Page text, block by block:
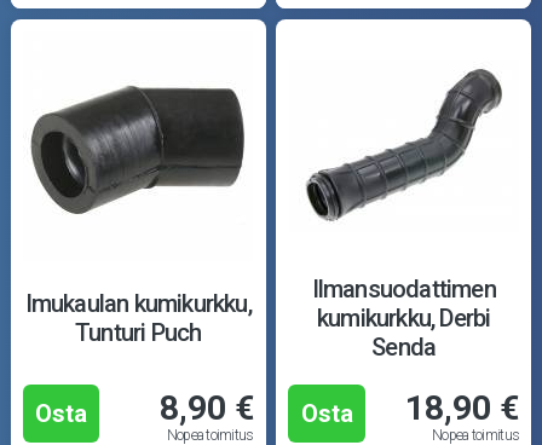
Imukaulan kumikurkku,
Tunturi Puch
Osta 8,90 €
Nopea toimitus
Ilmansuodattimen
kumikurkku, Derbi
Senda
Osta 18,90 €
Nopea toimitus